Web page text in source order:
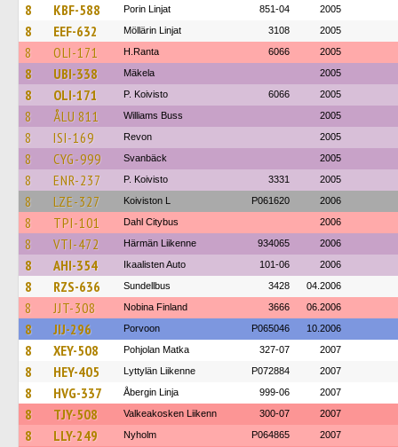
8 KBF-588 Porin Linjat 851-04 2005
8 EEF-632 Möllärin Linjat 3108 2005
8 OLI-171 H.Ranta 6066 2005
8 UBI-338 Mäkela 2005
8 OLI-171 P. Koivisto 6066 2005
8 ÅLU 811 Williams Buss 2005
8 ISI-169 Revon 2005
8 CYG-999 Svanbäck 2005
8 ENR-237 P. Koivisto 3331 2005
8 LZE-327 Koiviston L P061620 2006
8 TPI-101 Dahl Citybus 2006
8 VTI-472 Härmän Liikenne 934065 2006
8 AHI-354 Ikaalisten Auto 101-06 2006
8 RZS-636 Sundellbus 3428 04.2006
8 JJT-308 Nobina Finland 3666 06.2006
8 JIJ-296 Porvoon P065046 10.2006
8 XEY-508 Pohjolan Matka 327-07 2007
8 HEY-405 Lyttylän Liikenne P072884 2007
8 HVG-337 Åbergin Linja 999-06 2007
8 TJY-508 Valkeakosken Liikenn 300-07 2007
8 LLY-249 Nyholm P064865 2007